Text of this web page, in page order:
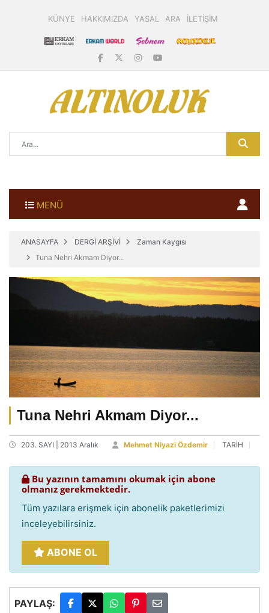
KÜNYE HAKKIMIZDA YASAL ARA İLETİŞİM
MENÜ
ANASAYFA DERGİ ARŞİVİ
Zaman Kaygısı
Tuna Nehri Akmam Diyor...
Tuna Nehri Akmam Diyor...
203. SAYI | 2013 Aralık Mehmet Niyazi Özdemir TARİH
Bu yazının tamamını okumak için abone
olmanız gerekmektedir.
Tüm yazılara erişmek için abonelik paketlerimizi
inceleyebilirsiniz.
ABONE OL
PAYLAŞ: